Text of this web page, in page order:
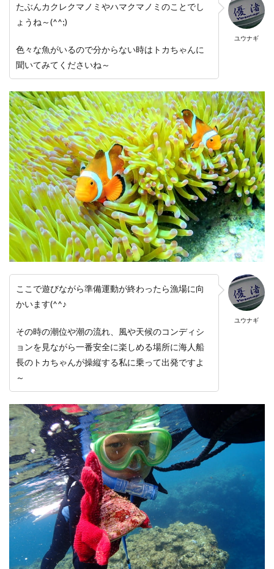
ユウナギ
たぶんカクレクマノミやハマクマノミのことでし
ょうね～(^^;)
色々な魚がいるので分からない時はトカちゃんに
聞いてみてくださいね～
ユウナギ
ここで遊びながら準備運動が終わったら漁場に向
かいます(^^♪
その時の潮位や潮の流れ、風や天候のコンディシ
ョンを見ながら一番安全に楽しめる場所に海人船
長のトカちゃんが操縦する私に乗って出発ですよ
～